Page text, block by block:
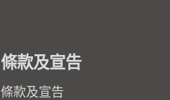
條款及宣告
條款及宣告